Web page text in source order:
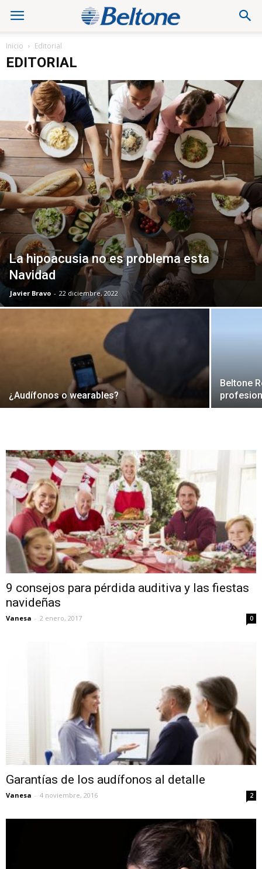
Inicio Editorial
EDITORIAL
La hipoacusia no es problema esta
Navidad
Javier Bravo - 22 diciembre, 2022
¿Audífonos o wearables?
Beltone
9 consejos para pérdida auditiva y las fiestas
navideñas
Vanesa - 2 enero, 2017 0
Garantías de los audífonos al detalle
Vanesa - 4 noviembre, 2016 2